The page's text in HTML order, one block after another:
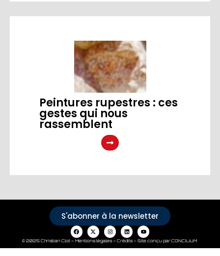
Peintures rupestres : ces
gestes qui nous
rassemblent
S'abonner à la newsletter
© 2025 Christian Clot – Mentions légales – Crédits– Site conçu par CONCILIUM